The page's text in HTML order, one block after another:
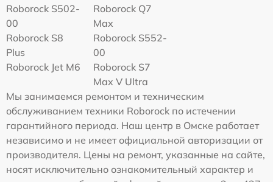
Roborock S502-
00
Roborock Q7
Max
Roborock S8
Plus
Roborock S552-
00
Roborock Jet M6
Roborock S7
Max V Ultra
Мы занимаемся ремонтом и техническим
обслуживанием техники Roborock по истечении
гарантийного периода. Наш центр в Омске работает
независимо и не имеет официальной авторизации от
производителя. Цены на ремонт, указанные на сайте,
носят исключительно ознакомительный характер и